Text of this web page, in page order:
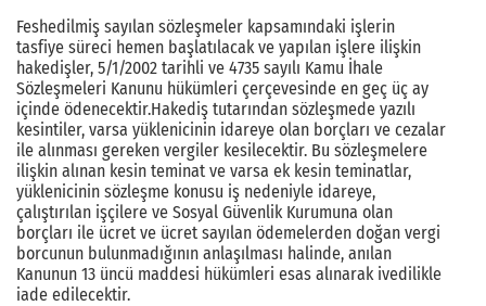
Feshedilmiş sayılan sözleşmeler kapsamındaki işlerin
tasfiye süreci hemen başlatılacak ve yapılan işlere ilişkin
hakedişler, 5/1/2002 tarihli ve 4735 sayılı Kamu İhale
Sözleşmeleri Kanunu hükümleri çerçevesinde en geç üç ay
içinde ödenecektir.Hakediş tutarından sözleşmede yazılı
kesintiler, varsa yüklenicinin idareye olan borçları ve cezalar
ile alınması gereken vergiler kesilecektir. Bu sözleşmelere
ilişkin alınan kesin teminat ve varsa ek kesin teminatlar,
yüklenicinin sözleşme konusu iş nedeniyle idareye,
çalıştırılan işçilere ve Sosyal Güvenlik Kurumuna olan
borçları ile ücret ve ücret sayılan ödemelerden doğan vergi
borcunun bulunmadığının anlaşılması halinde, anılan
Kanunun 13 üncü maddesi hükümleri esas alınarak ivedilikle
iade edilecektir.